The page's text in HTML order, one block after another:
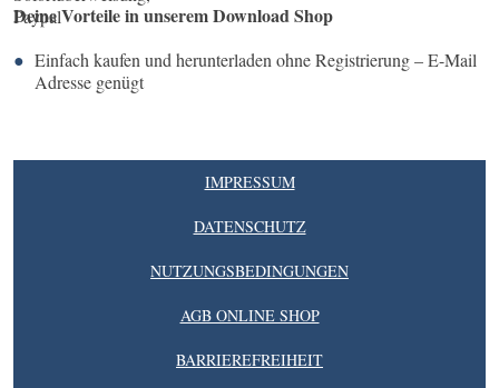
Deine Vorteile in unserem Download Shop
Einfach kaufen und herunterladen ohne Registrierung – E-Mail
Adresse genügt
IMPRESSUM
DATENSCHUTZ
NUTZUNGSBEDINGUNGEN
AGB ONLINE SHOP
BARRIEREFREIHEIT